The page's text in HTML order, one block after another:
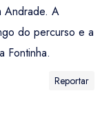
Andrade. A
do percurso e a
Fontinha.
Reportar